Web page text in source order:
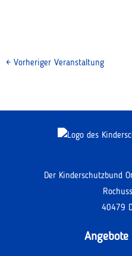
←Vorheriger Veranstaltung
Der Kinderschutzbund
40479